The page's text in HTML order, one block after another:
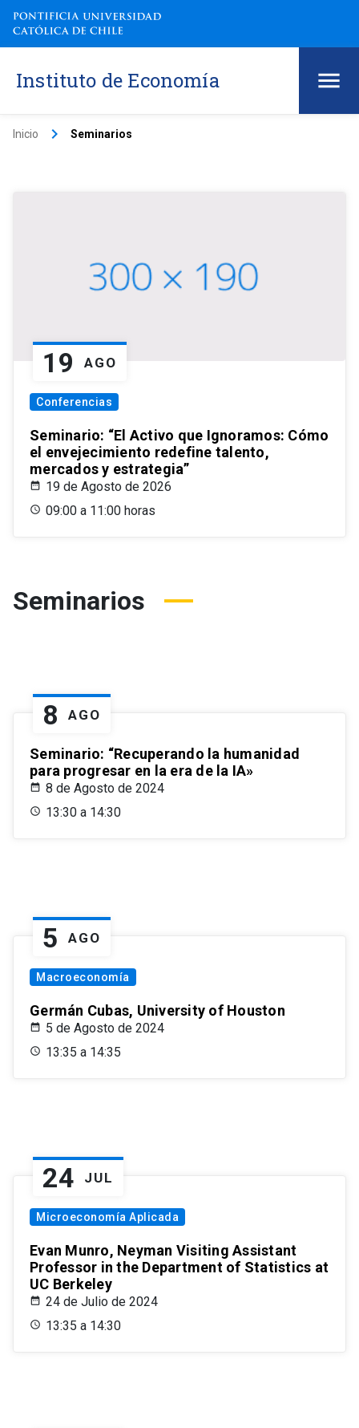
Instituto de Economía
Inicio keyboard_arrow_right Seminarios
19 AGO
Conferencias
Seminario: “El Activo que Ignoramos: Cómo
el envejecimiento redefine talento,
mercados y estrategia”
19 de Agosto de 2026
09:00 a 11:00 horas
Seminarios
8 AGO
Seminario: “Recuperando la humanidad
para progresar en la era de la IA»
8 de Agosto de 2024
13:30 a 14:30
5 AGO
Macroeconomía
Germán Cubas, University of Houston
5 de Agosto de 2024
13:35 a 14:35
24 JUL
Microeconomía Aplicada
Evan Munro, Neyman Visiting Assistant
Professor in the Department of Statistics at
UC Berkeley
24 de Julio de 2024
13:35 a 14:30